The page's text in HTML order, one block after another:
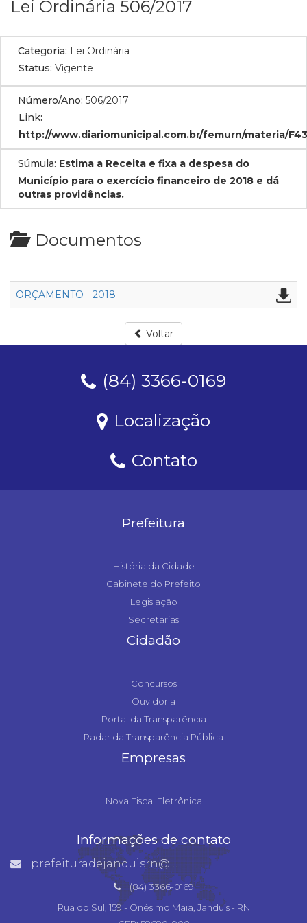
Lei Ordinária 506/2017
Categoria: Lei Ordinária
Status: Vigente
Número/Ano: 506/2017
Link:
http://www.diariomunicipal.com.br/femurn/materia/
Súmula: Estima a Receita e fixa a despesa do
Município para o exercício financeiro de 2018 e dá
outras providências.
Documentos
ORÇAMENTO - 2018
Voltar
(84) 3366-0169
Localização
Contato
Prefeitura
História da Cidade
Gabinete do Prefeito
Legislação
Secretarias
Cidadão
Concursos
Ouvidoria
Portal da Transparência
Radar da Transparência Pública
Empresas
Nova Fiscal Eletrônica
Informações de contato
prefeituradejanduisrn@gmail.com
(84) 3366-0169
Rua do Sul, 159 - Onésimo Maia, Janduís - RN